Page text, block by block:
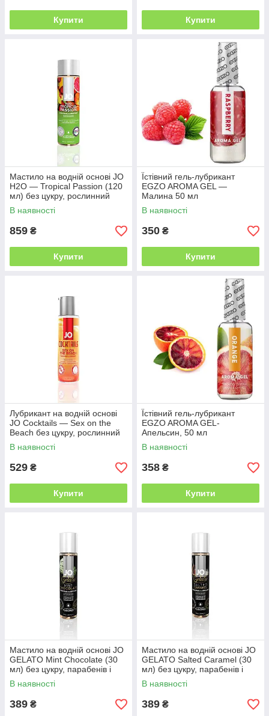
Купити Купити
Мастило на водній основі JO
H2O — Tropical Passion (120
мл) без цукру, рослинний
гліцерин
В наявності
859 ₴
Купити
Їстівний гель-лубрикант
EGZO AROMA GEL —
Малина 50 мл
В наявності
350 ₴
Купити
Лубрикант на водній основі
JO Cocktails — Sex on the
Beach без цукру, рослинний
гліцерин (60 мл)
В наявності
529 ₴
Купити
Їстівний гель-лубрикант
EGZO AROMA GEL-
Апельсин, 50 мл
В наявності
358 ₴
Купити
Мастило на водній основі JO
GELATO Mint Chocolate (30
мл) без цукру, парабенів і
гліколю
В наявності
389 ₴
Мастило на водній основі JO
GELATO Salted Caramel (30
мл) без цукру, парабенів і
пропіленгліколю
В наявності
389 ₴